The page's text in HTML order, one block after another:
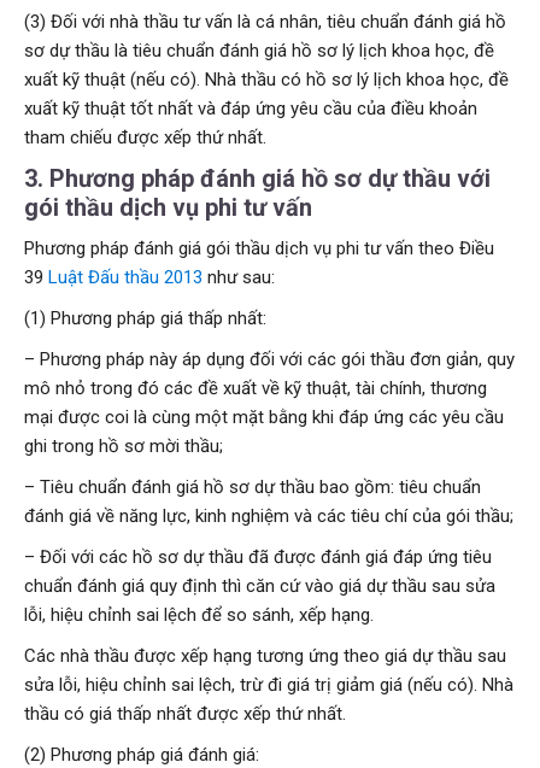
(3) Đối với nhà thầu tư vấn là cá nhân, tiêu chuẩn đánh giá hồ
sơ dự thầu là tiêu chuẩn đánh giá hồ sơ lý lịch khoa học, đề
xuất kỹ thuật (nếu có). Nhà thầu có hồ sơ lý lịch khoa học, đề
xuất kỹ thuật tốt nhất và đáp ứng yêu cầu của điều khoản
tham chiếu được xếp thứ nhất.
3. Phương pháp đánh giá hồ sơ dự thầu với
gói thầu dịch vụ phi tư vấn
Phương pháp đánh giá gói thầu dịch vụ phi tư vấn theo Điều
39 Luật Đấu thầu 2013 như sau:
(1) Phương pháp giá thấp nhất:
– Phương pháp này áp dụng đối với các gói thầu đơn giản, quy
mô nhỏ trong đó các đề xuất về kỹ thuật, tài chính, thương
mại được coi là cùng một mặt bằng khi đáp ứng các yêu cầu
ghi trong hồ sơ mời thầu;
– Tiêu chuẩn đánh giá hồ sơ dự thầu bao gồm: tiêu chuẩn
đánh giá về năng lực, kinh nghiệm và các tiêu chí của gói thầu;
– Đối với các hồ sơ dự thầu đã được đánh giá đáp ứng tiêu
chuẩn đánh giá quy định thì căn cứ vào giá dự thầu sau sửa
lỗi, hiệu chỉnh sai lệch để so sánh, xếp hạng.
Các nhà thầu được xếp hạng tương ứng theo giá dự thầu sau
sửa lỗi, hiệu chỉnh sai lệch, trừ đi giá trị giảm giá (nếu có). Nhà
thầu có giá thấp nhất được xếp thứ nhất.
(2) Phương pháp giá đánh giá: